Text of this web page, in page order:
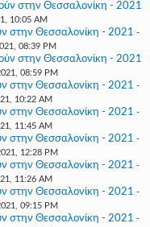
στην Θεσσαλονίκη - 2021
10:05 AM
στην Θεσσαλονίκη - 2021 -
08:39 PM
στην Θεσσαλονίκη - 2021
08:59 PM
στην Θεσσαλονίκη - 2021 -
10:22 AM
στην Θεσσαλονίκη - 2021 -
11:45 AM
στην Θεσσαλονίκη - 2021 -
12:28 PM
στην Θεσσαλονίκη - 2021 -
11:26 AM
στην Θεσσαλονίκη - 2021 -
09:15 PM
στην Θεσσαλονίκη - 2021 -